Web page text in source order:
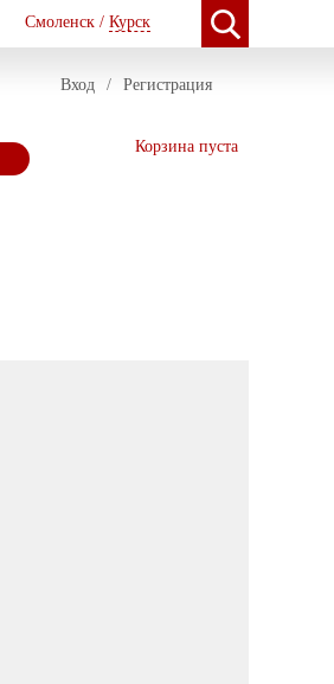
Смоленск / Курск
Вход / Регистрация
Корзина пуста